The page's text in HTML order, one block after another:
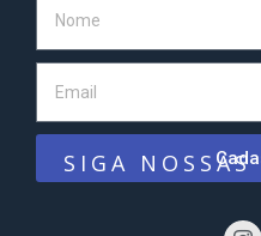
SIGA NOSSAS